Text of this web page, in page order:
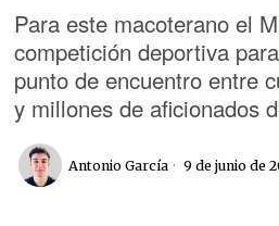
Para este macoterano el
competición deportiva
punto de encuentro entre
y millones de aficionados
Antonio García 9 de junio de